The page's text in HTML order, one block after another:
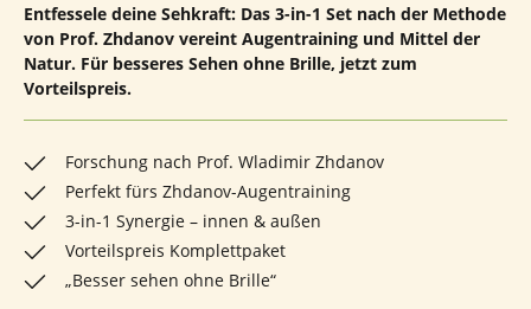
Entfessele deine Sehkraft: Das 3-in-1 Set nach der Methode
von Prof. Zhdanov vereint Augentraining und Mittel der
Natur. Für besseres Sehen ohne Brille, jetzt zum
Vorteilspreis.
Forschung nach Prof. Wladimir Zhdanov
Perfekt fürs Zhdanov-Augentraining
3-in-1 Synergie – innen & außen
Vorteilspreis Komplettpaket
„Besser sehen ohne Brille“